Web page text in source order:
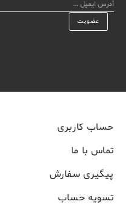
حساب کاربری
تماس با ما
پیگیری سفارش
تسویه حساب